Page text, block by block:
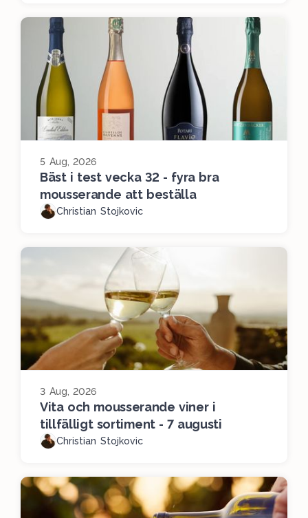
5 Aug, 2026
Bäst i test vecka 32 - fyra bra
mousserande att beställa
Christian Stojkovic
3 Aug, 2026
Vita och mousserande viner i
tillfälligt sortiment - 7 augusti
Christian Stojkovic